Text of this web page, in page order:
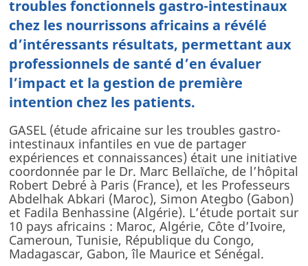
Les 1000 premiers jours
Allaitement & Lait maternel
Santé gastrointestinale
Microbiote intestinal & biotiques
Allergies et intolérances alimentaires
Croissance & métabolisme
EN PRATIQUE
Outils pratiques Docteur-Parents
Etudes de cas
Testez vos connaissances
Téléconsultation
troubles fonctionnels gastro-intestinaux
chez les nourrissons africains a révélé
d’intéressants résultats, permettant aux
professionnels de santé d’en évaluer
l’impact et la gestion de première
intention chez les patients.
GASEL (étude africaine sur les troubles gastro-
intestinaux infantiles en vue de partager
expériences et connaissances) était une initiative
coordonnée par le Dr. Marc Bellaïche, de l’hôpital
Robert Debré à Paris (France), et les Professeurs
Abdelhak Abkari (Maroc), Simon Ategbo (Gabon)
et Fadila Benhassine (Algérie). L’étude portait sur
10 pays africains : Maroc, Algérie, Côte d’Ivoire,
Cameroun, Tunisie, République du Congo,
Madagascar, Gabon, île Maurice et Sénégal.